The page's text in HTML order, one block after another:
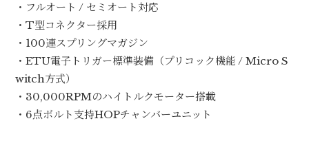
・フルオート / セミオート対応
・T型コネクター採用
・100連スプリングマガジン
・ETU電子トリガー標準装備（プリコック機能 / Micro S
witch方式）
・30,000RPMのハイトルクモーター搭載
・6点ボルト支持HOPチャンバーユニット